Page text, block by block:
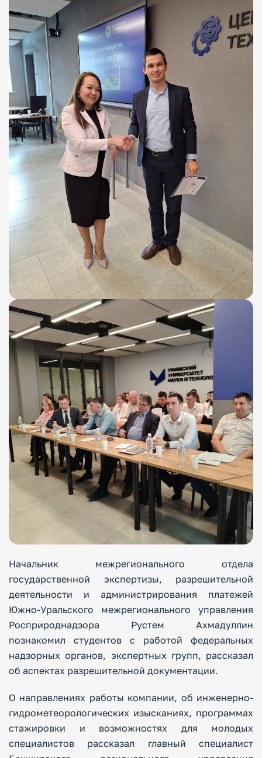
Начальник межрегионального отдела
государственной экспертизы, разрешительной
деятельности и администрирования платежей
Южно-Уральского межрегионального управления
Росприроднадзора Рустем Ахмадуллин
познакомил студентов с работой федеральных
надзорных органов, экспертных групп, рассказал
об аспектах разрешительной документации.
О направлениях работы компании, об инженерно-
гидрометеорологических изысканиях, программах
стажировки и возможностях для молодых
специалистов рассказал главный специалист